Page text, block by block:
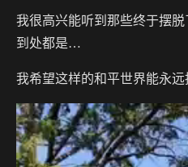
我很高兴能听到那些终于摆脱
到处都是…
我希望这样的和平世界能永远